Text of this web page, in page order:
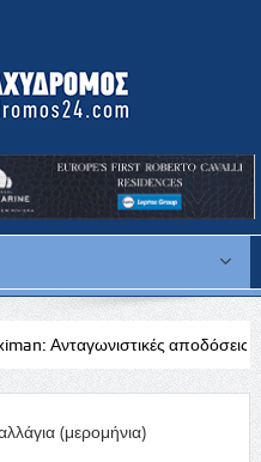
αποδόσεις για το Τσβόλε –